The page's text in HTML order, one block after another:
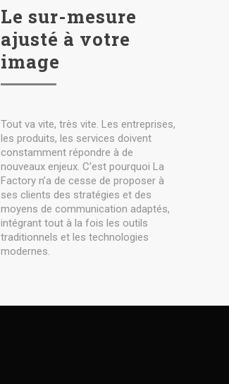
Le sur-mesure
ajusté à votre
image
Tout va vite, très vite. Les entreprises,
les produits, les services doivent
constamment répondre à de
nouveaux enjeux. C’est pourquoi La
Factory n’a de cesse de proposer à
ses clients des stratégies et des
moyens de communication adaptés,
intégrant tout à la fois les outils
traditionnels et les technologies
modernes.